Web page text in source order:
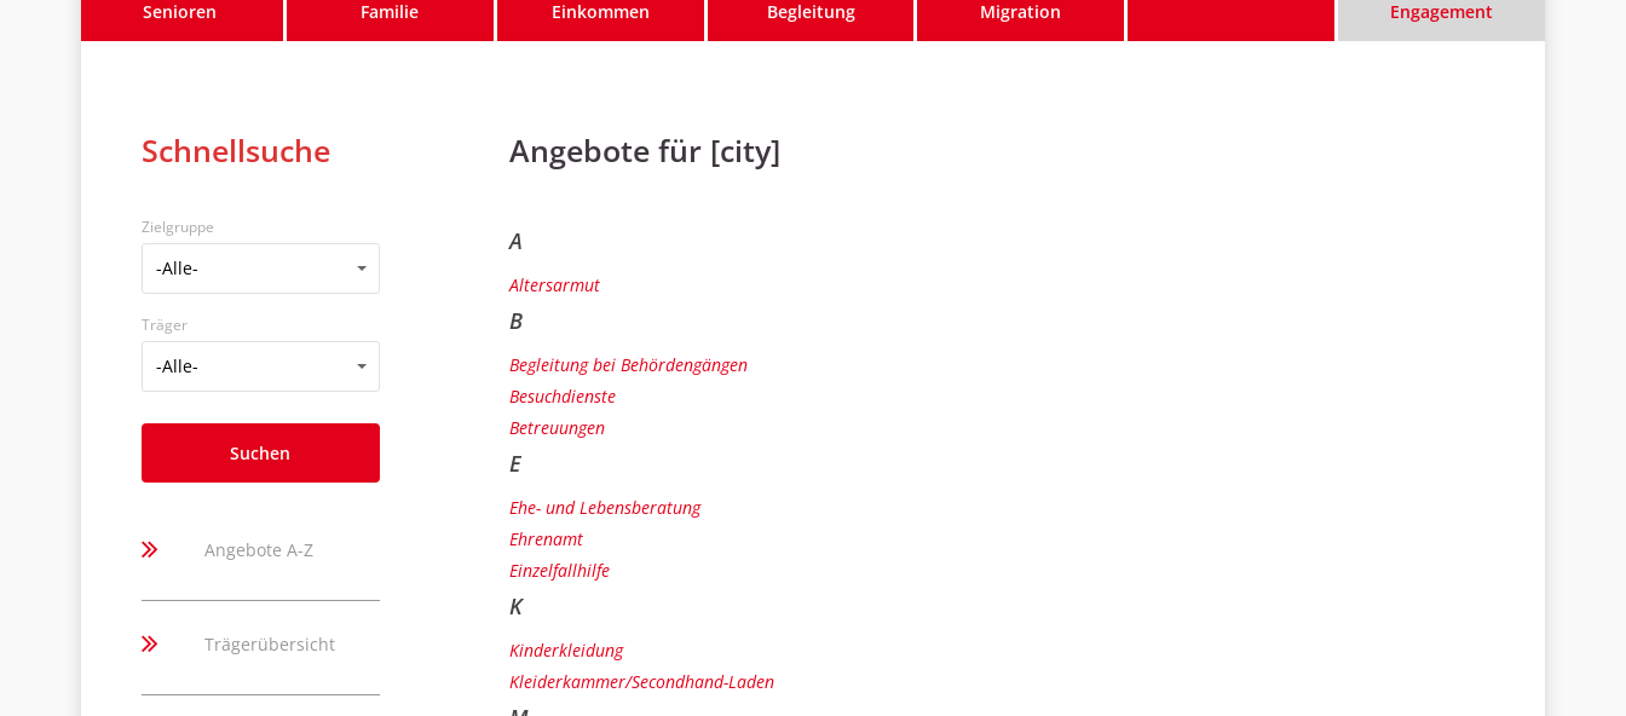
Senioren
Familie
Einkommen
Begleitung
Migration
Engagement
Schnellsuche
Zielgruppe
-Alle-
Zielgruppe
Träger
-Alle-
Träger
Angebote A-Z
Trägerübersicht
Angebote für [city]
A
Altersarmut
B
Begleitung bei Behördengängen
Besuchdienste
Betreuungen
E
Ehe- und Lebensberatung
Ehrenamt
Einzelfallhilfe
K
Kinderkleidung
Kleiderkammer/Secondhand-Laden